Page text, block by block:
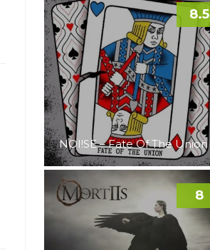
NOI!SE – Fate Of The Union
8.5
8